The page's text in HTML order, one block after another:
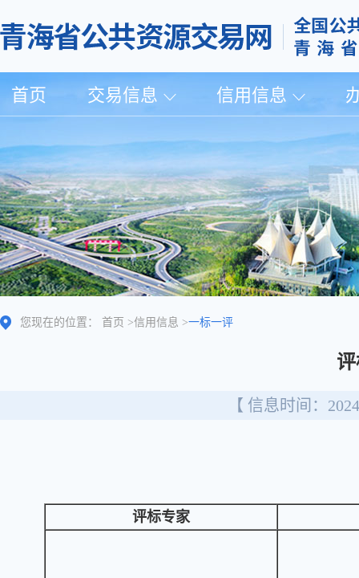
首页 交易信息 信用信息
您现在的位置： 首页 >信用信息 >一标一评
【 信息时间：
评标专家